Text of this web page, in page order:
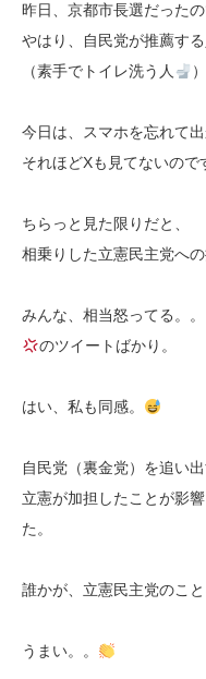
昨日、京都市長選だったの
やはり、自民党が推薦す
（素手でトイレ洗う人
）
今日は、スマホを忘れて
それほどXも見てないので
ちらっと見た限りだと、
相乗りした立憲民主党への
みんな、相当怒ってる。。
のツイートばかり。
はい、私も同感。
自民党（裏金党）を追い
立憲が加担したことが影
た。
誰かが、立憲民主党のこ
うまい。。